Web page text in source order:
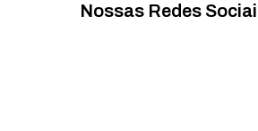
Nossas Redes